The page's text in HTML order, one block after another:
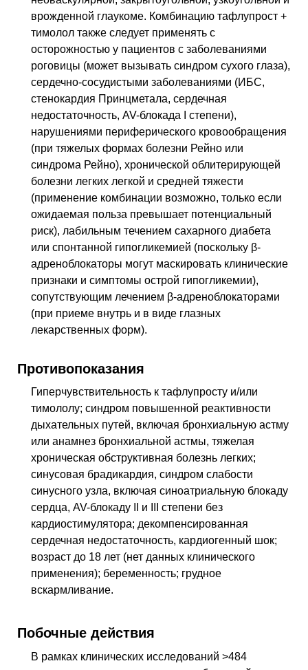
врожденной глаукоме. Комбинацию тафлупрост +
тимолол также следует применять с
осторожностью у пациентов с заболеваниями
роговицы (может вызывать синдром сухого глаза),
сердечно-сосудистыми заболеваниями (ИБС,
стенокардия Принцметала, сердечная
недостаточность, AV-блокада I степени),
нарушениями периферического кровообращения
(при тяжелых формах болезни Рейно или
синдрома Рейно), хронической облитерирующей
болезни легких легкой и средней тяжести
(применение комбинации возможно, только если
ожидаемая польза превышает потенциальный
риск), лабильным течением сахарного диабета
или спонтанной гипогликемией (поскольку β-
адреноблокаторы могут маскировать клинические
признаки и симптомы острой гипогликемии),
сопутствующим лечением β-адреноблокаторами
(при приеме внутрь и в виде глазных
лекарственных форм).
Противопоказания
Гиперчувствительность к тафлупросту и/или
тимололу; синдром повышенной реактивности
дыхательных путей, включая бронхиальную астму
или анамнез бронхиальной астмы, тяжелая
хроническая обструктивная болезнь легких;
синусовая брадикардия, синдром слабости
синусного узла, включая синоатриальную блокаду
сердца, AV-блокаду II и III степени без
кардиостимулятора; декомпенсированная
сердечная недостаточность, кардиогенный шок;
возраст до 18 лет (нет данных клинического
применения); беременность; грудное
вскармливание.
Побочные действия
В рамках клинических исследований >484